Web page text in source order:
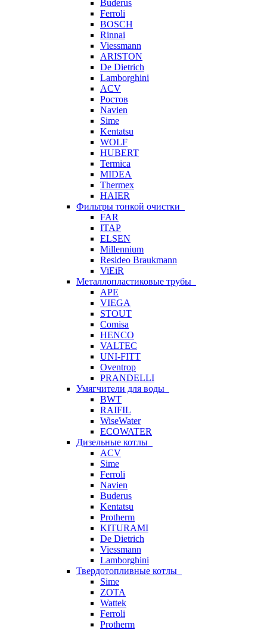
Buderus
Ferroli
BOSCH
Rinnai
Viessmann
ARISTON
De Dietrich
Lamborghini
ACV
Ростов
Navien
Sime
Kentatsu
WOLF
HUBERT
Termica
MIDEA
Thermex
HAIER
Фильтры тонкой очистки
FAR
ITAP
ELSEN
Millennium
Resideo Braukmann
ViEiR
Металлопластиковые трубы
APE
VIEGA
STOUT
Comisa
HENCO
VALTEC
UNI-FITT
Oventrop
PRANDELLI
Умягчители для воды
BWT
RAIFIL
WiseWater
ECOWATER
Дизельные котлы
ACV
Sime
Ferroli
Navien
Buderus
Kentatsu
Protherm
KITURAMI
De Dietrich
Viessmann
Lamborghini
Твердотопливные котлы
Sime
ZOTA
Wattek
Ferroli
Protherm